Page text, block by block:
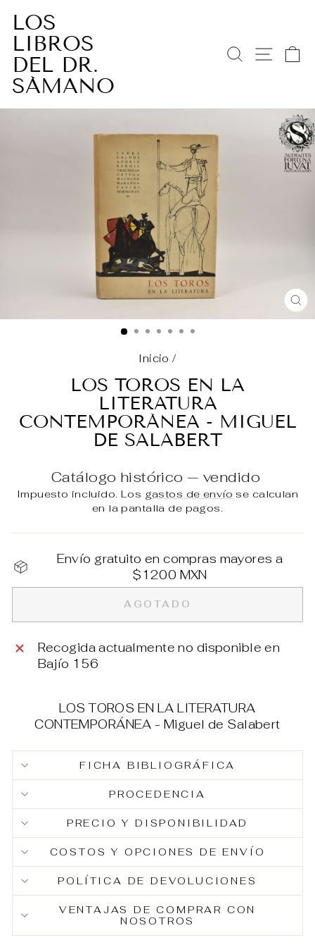
directamente
contenido
LOS
LIBROS
DEL DR.
SÁMANO
BUSCAR
Inicio /
LOS TOROS EN LA
LITERATURA
CONTEMPORÁNEA - MIGUEL
DE SALABERT
Catálogo histórico — vendido
Impuesto incluido. Los gastos de envío se calculan
en la pantalla de pagos.
Envío gratuito en compras mayores a
$1200 MXN
AGOTADO
Recogida actualmente no disponible en
Bajío 156
LOS TOROS EN LA LITERATURA
CONTEMPORÁNEA - Miguel de Salabert
FICHA BIBLIOGRÁFICA
PROCEDENCIA
PRECIO Y DISPONIBILIDAD
COSTOS Y OPCIONES DE ENVÍO
POLÍTICA DE DEVOLUCIONES
VENTAJAS DE COMPRAR CON
NOSOTROS